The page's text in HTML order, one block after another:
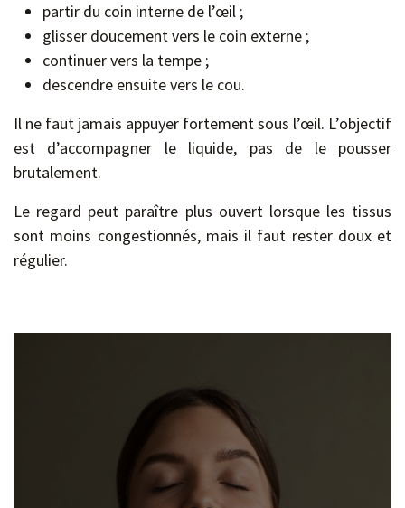
partir du coin interne de l’œil ;
glisser doucement vers le coin externe ;
continuer vers la tempe ;
descendre ensuite vers le cou.
Il ne faut jamais appuyer fortement sous l’œil. L’objectif
est d’accompagner le liquide, pas de le pousser
brutalement.
Le regard peut paraître plus ouvert lorsque les tissus
sont moins congestionnés, mais il faut rester doux et
régulier.